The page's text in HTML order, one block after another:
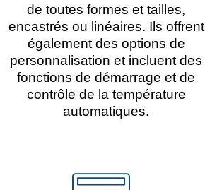
de toutes formes et tailles,
encastrés ou linéaires. Ils offrent
également des options de
personnalisation et incluent des
fonctions de démarrage et de
contrôle de la température
automatiques.